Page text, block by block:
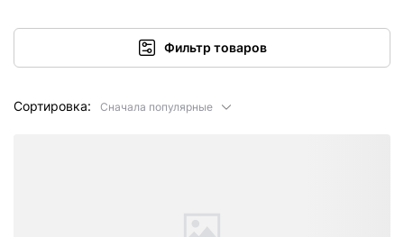
Фильтр товаров
Сортировка: Сначала популярные